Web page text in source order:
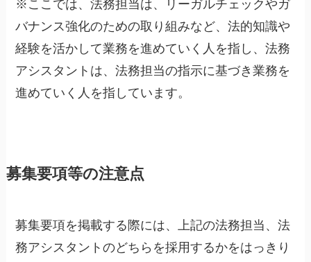
※ここでは、法務担当は、リーガルチェックやガ
バナンス強化のための取り組みなど、法的知識や
経験を活かして業務を進めていく人を指し、法務
アシスタントは、法務担当の指示に基づき業務を
進めていく人を指しています。
募集要項等の注意点
募集要項を掲載する際には、上記の法務担当、法
務アシスタントのどちらを採用するかをはっきり